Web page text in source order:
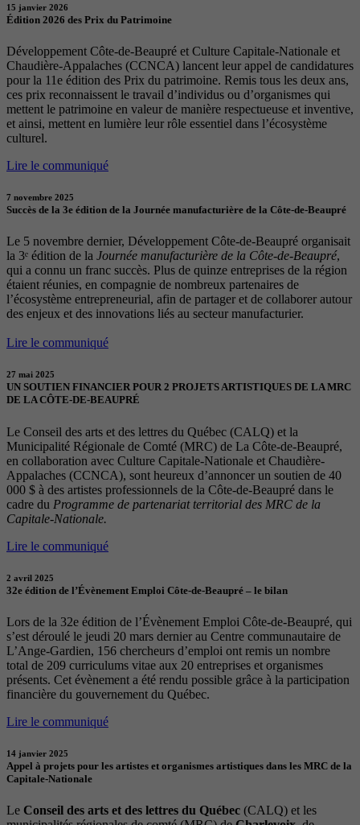
15 janvier 2026
Édition 2026 des Prix du Patrimoine
Développement Côte-de-Beaupré et Culture Capitale-Nationale et
Chaudière-Appalaches (CCNCA) lancent leur appel de candidatures
pour la 11e édition des Prix du patrimoine. Remis tous les deux ans,
ces prix reconnaissent le travail d’individus ou d’organismes qui
mettent le patrimoine en valeur de manière respectueuse et inventive,
et ainsi, mettent en lumière leur rôle essentiel dans l’écosystème
culturel.
Lire le communiqué
7 novembre 2025
Succès de la 3e édition de la Journée manufacturière de la Côte-de-Beaupré
Le 5 novembre dernier, Développement Côte-de-Beaupré organisait
la 3ᵉ édition de la Journée manufacturière de la Côte-de-Beaupré,
qui a connu un franc succès. Plus de quinze entreprises de la région
étaient réunies, en compagnie de nombreux partenaires de
l’écosystème entrepreneurial, afin de partager et de collaborer autour
des enjeux et des innovations liés au secteur manufacturier.
Lire le communiqué
27 mai 2025
UN SOUTIEN FINANCIER POUR 2 PROJETS ARTISTIQUES DE LA MRC
DE LA CÔTE-DE-BEAUPRÉ
Le Conseil des arts et des lettres du Québec (CALQ) et la
Municipalité Régionale de Comté (MRC) de La Côte-de-Beaupré,
en collaboration avec Culture Capitale-Nationale et Chaudière-
Appalaches (CCNCA), sont heureux d’annoncer un soutien de 40
000 $ à des artistes professionnels de la Côte-de-Beaupré dans le
cadre du Programme de partenariat territorial des MRC de la
Capitale-Nationale.
Lire le communiqué
2 avril 2025
32e édition de l’Évènement Emploi Côte-de-Beaupré – le bilan
Lors de la 32e édition de l’Évènement Emploi Côte-de-Beaupré, qui
s’est déroulé le jeudi 20 mars dernier au Centre communautaire de
L’Ange-Gardien, 156 chercheurs d’emploi ont remis un nombre
total de 209 curriculums vitae aux 20 entreprises et organismes
présents. Cet évènement a été rendu possible grâce à la participation
financière du gouvernement du Québec.
Lire le communiqué
14 janvier 2025
Appel à projets pour les artistes et organismes artistiques dans les MRC de la
Capitale-Nationale
Le Conseil des arts et des lettres du Québec (CALQ) et les